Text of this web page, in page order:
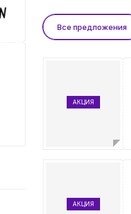
Все предложения
АКЦИЯ
АКЦИЯ